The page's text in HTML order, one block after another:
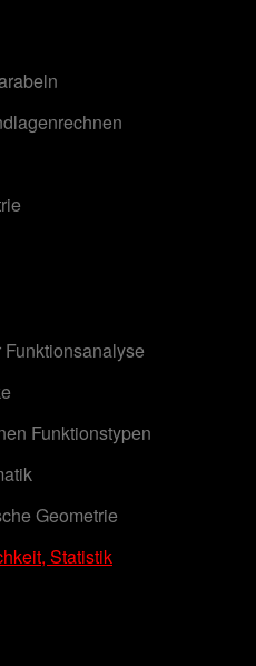
Funktionstypen
Geometrie
Statistik